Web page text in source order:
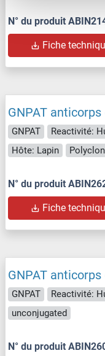
N° du produit
Fiche
GNPAT
GNPAT Reactivité:
Hôte: Lapin
N° du produit
Fiche
GNPAT
GNPAT Reactivité:
unconjugated
N° du produit